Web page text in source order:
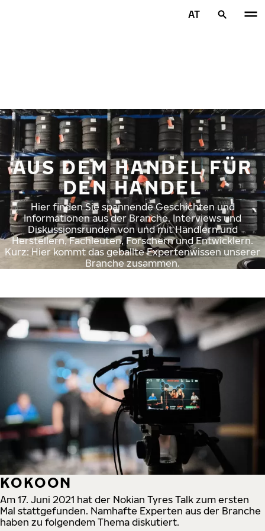
AT
AUS DEM HANDEL FÜR
DEN HANDEL
Hier finden Sie spannende Geschichten und
Informationen aus der Branche. Interviews und
Diskussionsrunden von und mit Händlern und
Herstellern, Fachleuten, Forschern und Entwicklern.
Kurz: Hier kommt das geballte Expertenwissen unserer
Branche zusammen.
KOKOON
Am 17. Juni 2021 hat der Nokian Tyres Talk zum ersten
Mal stattgefunden. Namhafte Experten aus der Branche
haben zu folgendem Thema diskutiert.